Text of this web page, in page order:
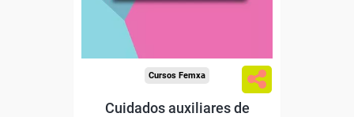
Cursos Femxa
Cuidados auxiliares de